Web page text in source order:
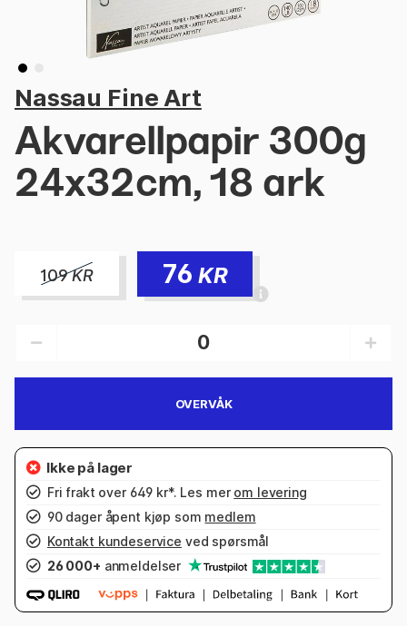
Nassau Fine Art
Akvarellpapir 300g
24x32cm, 18 ark
109KR 76 KR
OVERVÅK
Fri frakt over 649 kr*. Les mer om levering
90 dager åpent kjøp som medlem
Kontakt kundeservice ved spørsmål
26 000+ anmeldelser